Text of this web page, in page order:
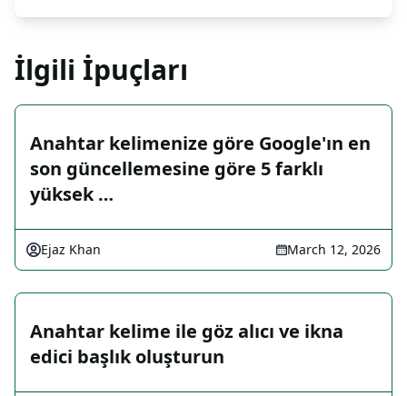
İlgili İpuçları
Anahtar kelimenize göre Google'ın en
son güncellemesine göre 5 farklı
yüksek …
Ejaz Khan March 12, 2026
Anahtar kelime ile göz alıcı ve ikna
edici başlık oluşturun